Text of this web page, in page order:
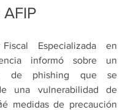
Especializada en
informó sobre un
de phishing que se
una vulnerabilidad de
medidas de precaución